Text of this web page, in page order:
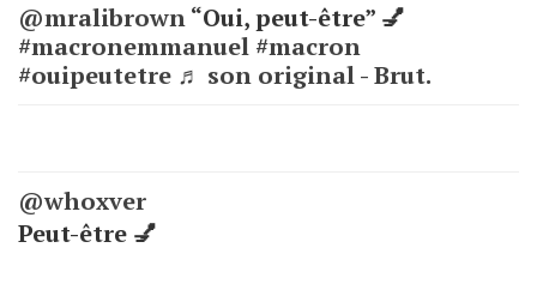
@mralibrown“Oui, peut-être” 💅
#macronemmanuel #macron
#ouipeutetre ♬ son original - Brut.
@whoxver
Peut-être 💅